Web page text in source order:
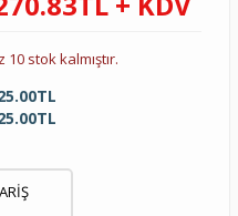
stok kalmıştır.
TL
TL